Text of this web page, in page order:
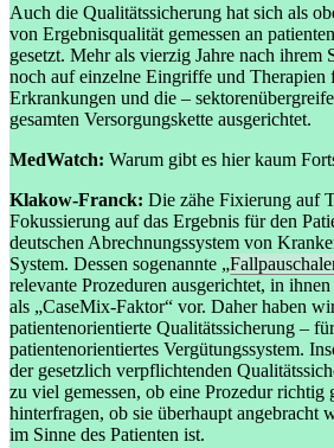
Auch die Qualitätssicherung hat sich als
von Ergebnisqualität gemessen an
gesetzt. Mehr als vierzig Jahre nach ihrem
noch auf einzelne Eingriffe und Therapien
Erkrankungen und die –
gesamten Versorgungskette ausgerichtet.
MedWatch: Warum gibt es hier kaum
Klakow-Franck: Die zähe Fixierung auf
Fokussierung auf das Ergebnis für den
deutschen Abrechnungssystem von
System. Dessen sogenannte „
relevante Prozeduren ausgerichtet, in
als „CaseMix-Faktor“ vor. Daher haben
patientenorientierte Qualitätssicherung –
patientenorientiertes Vergütungssystem.
der gesetzlich verpflichtenden
zu viel gemessen, ob eine Prozedur richtig
hinterfragen, ob sie überhaupt angebracht
im Sinne des Patienten ist.